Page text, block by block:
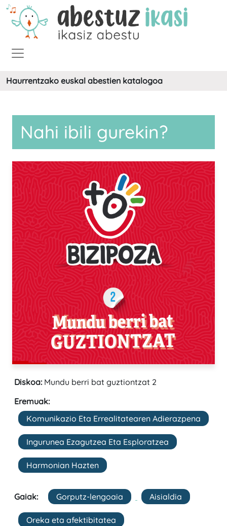
Haurrentzako euskal abestien katalogoa
Nahi ibili gurekin?
Diskoa:Mundu berri bat guztiontzat 2
Eremuak:
Komunikazio Eta Errealitatearen Adierazpena
Ingurunea Ezagutzea Eta Esploratzea
Harmonian Hazten
Gaiak: Gorputz-lengoaia Aisialdia
Oreka eta afektibitatea